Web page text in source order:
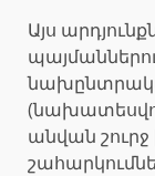
Այս
անվան շուրջ